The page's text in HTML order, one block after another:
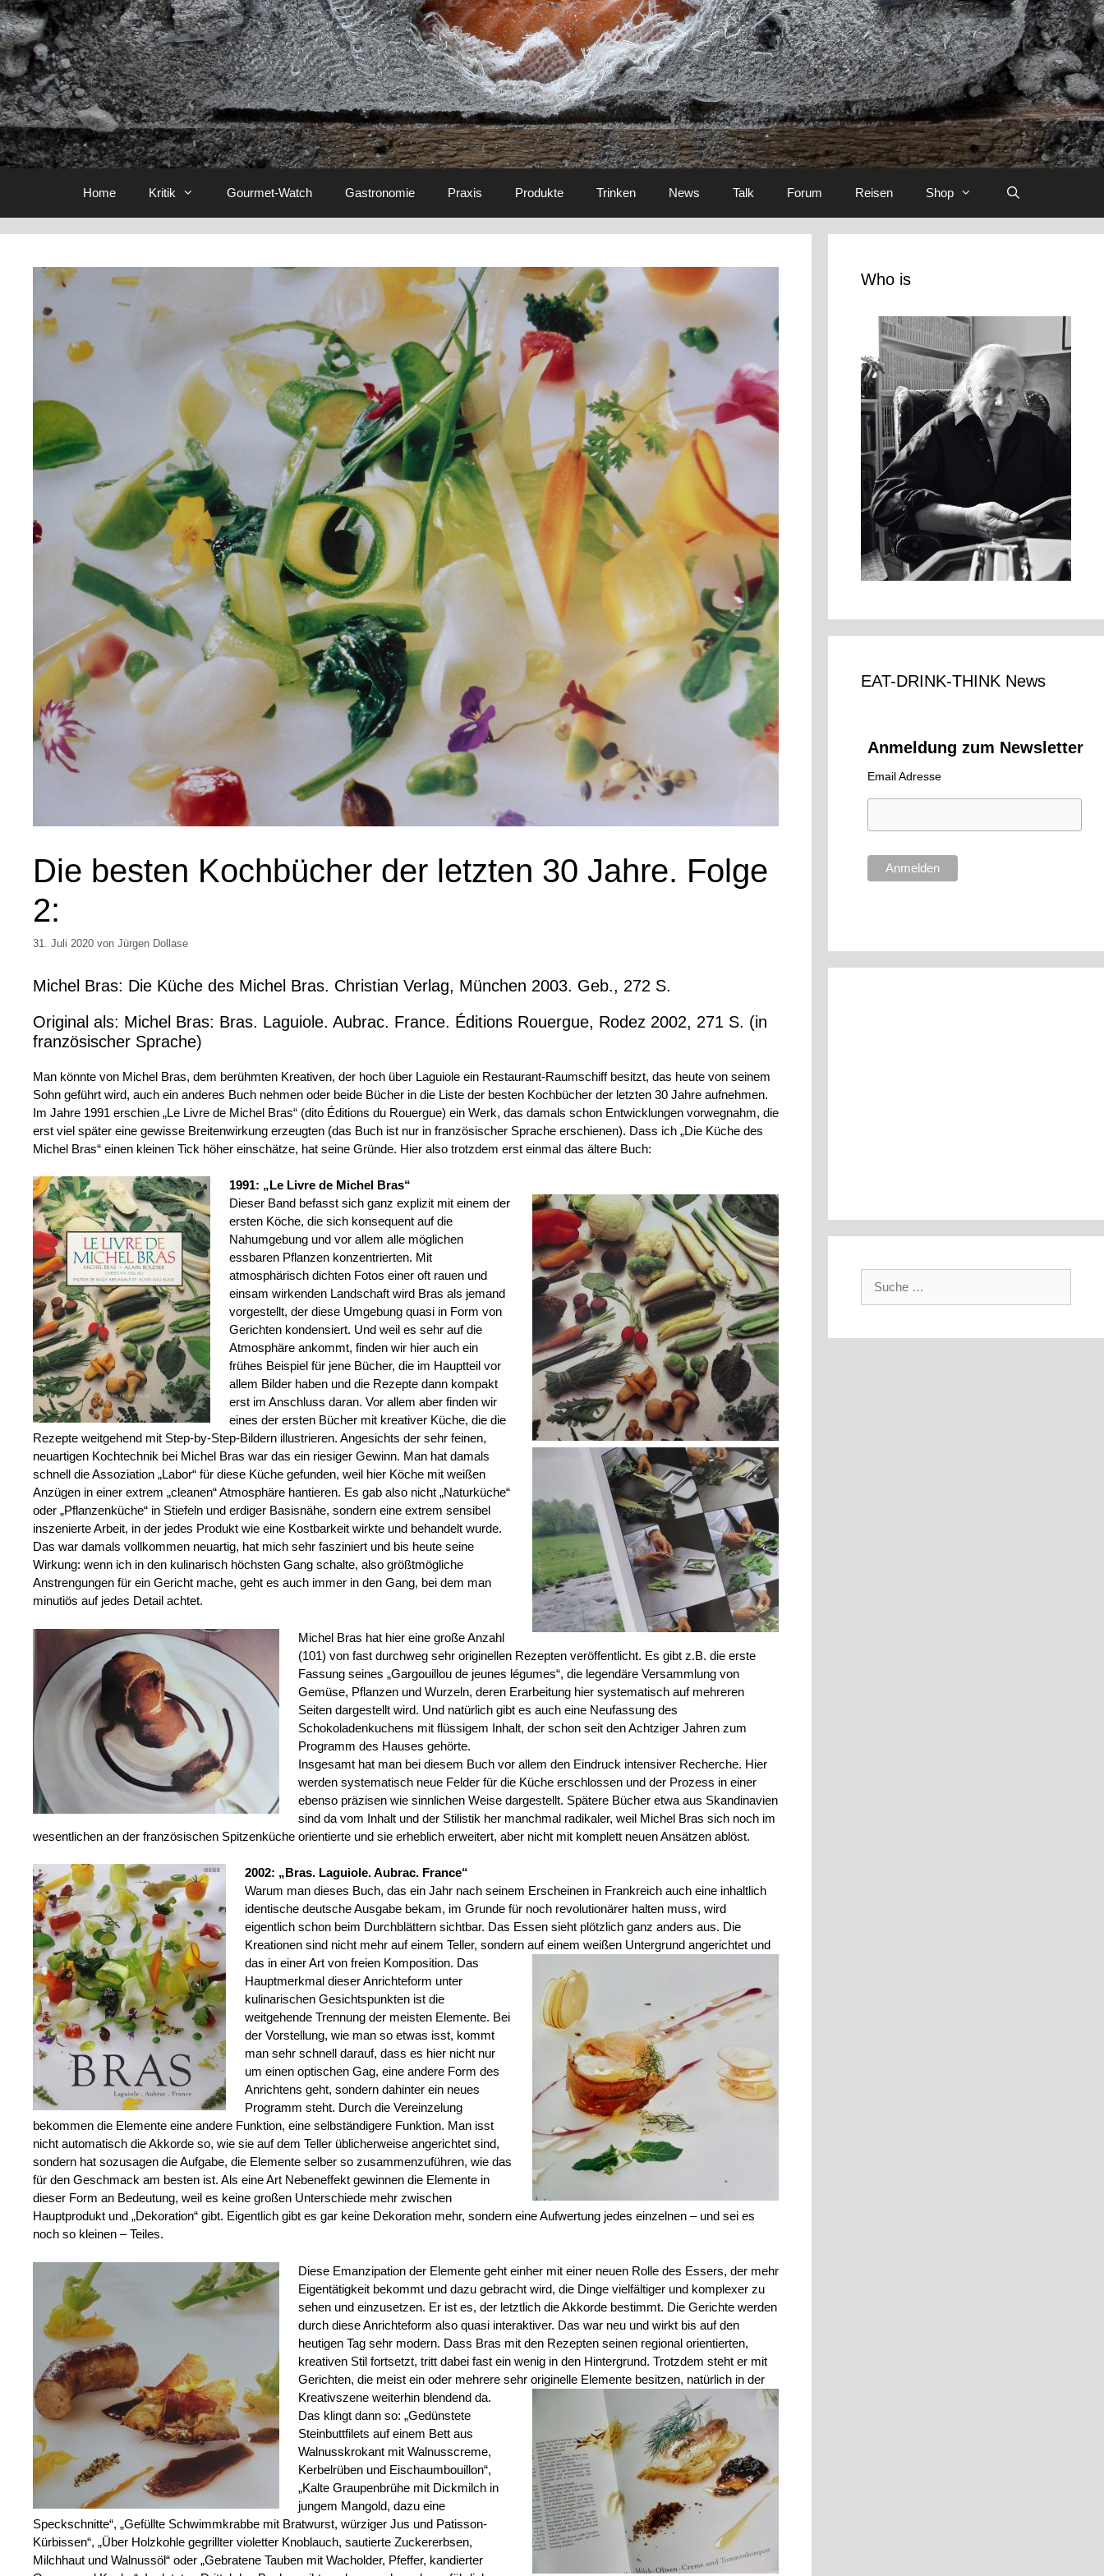
Home Kritik Gourmet-Watch Gastronomie Praxis Produkte Trinken News Talk Forum Reisen Shop
Die besten Kochbücher der letzten 30 Jahre. Folge
2:
31. Juli 2020 von Jürgen Dollase
Michel Bras: Die Küche des Michel Bras. Christian Verlag, München 2003. Geb., 272 S.
Original als: Michel Bras: Bras. Laguiole. Aubrac. France. Éditions Rouergue, Rodez 2002, 271 S. (in
französischer Sprache)
Man könnte von Michel Bras, dem berühmten Kreativen, der hoch über Laguiole ein Restaurant-Raumschiff besitzt, das heute von seinem
Sohn geführt wird, auch ein anderes Buch nehmen oder beide Bücher in die Liste der besten Kochbücher der letzten 30 Jahre aufnehmen.
Im Jahre 1991 erschien „Le Livre de Michel Bras“ (dito Éditions du Rouergue) ein Werk, das damals schon Entwicklungen vorwegnahm, die
erst viel später eine gewisse Breitenwirkung erzeugten (das Buch ist nur in französischer Sprache erschienen). Dass ich „Die Küche des
Michel Bras“ einen kleinen Tick höher einschätze, hat seine Gründe. Hier also trotzdem erst einmal das ältere Buch:
1991: „Le Livre de Michel Bras“
Dieser Band befasst sich ganz explizit mit einem der
ersten Köche, die sich konsequent auf die
Nahumgebung und vor allem alle möglichen
essbaren Pflanzen konzentrierten. Mit
atmosphärisch dichten Fotos einer oft rauen und
einsam wirkenden Landschaft wird Bras als jemand
vorgestellt, der diese Umgebung quasi in Form von
Gerichten kondensiert. Und weil es sehr auf die
Atmosphäre ankommt, finden wir hier auch ein
frühes Beispiel für jene Bücher, die im Hauptteil vor
allem Bilder haben und die Rezepte dann kompakt
erst im Anschluss daran. Vor allem aber finden wir
eines der ersten Bücher mit kreativer Küche, die die
Rezepte weitgehend mit Step-by-Step-Bildern illustrieren. Angesichts der sehr feinen,
neuartigen Kochtechnik bei Michel Bras war das ein riesiger Gewinn. Man hat damals
schnell die Assoziation „Labor“ für diese Küche gefunden, weil hier Köche mit weißen
Anzügen in einer extrem „cleanen“ Atmosphäre hantieren. Es gab also nicht „Naturküche“
oder „Pflanzenküche“ in Stiefeln und erdiger Basisnähe, sondern eine extrem sensibel
inszenierte Arbeit, in der jedes Produkt wie eine Kostbarkeit wirkte und behandelt wurde.
Das war damals vollkommen neuartig, hat mich sehr fasziniert und bis heute seine
Wirkung: wenn ich in den kulinarisch höchsten Gang schalte, also größtmögliche
Anstrengungen für ein Gericht mache, geht es auch immer in den Gang, bei dem man
minutiös auf jedes Detail achtet.
Michel Bras hat hier eine große Anzahl
(101) von fast durchweg sehr originellen Rezepten veröffentlicht. Es gibt z.B. die erste
Fassung seines „Gargouillou de jeunes légumes“, die legendäre Versammlung von
Gemüse, Pflanzen und Wurzeln, deren Erarbeitung hier systematisch auf mehreren
Seiten dargestellt wird. Und natürlich gibt es auch eine Neufassung des
Schokoladenkuchens mit flüssigem Inhalt, der schon seit den Achtziger Jahren zum
Programm des Hauses gehörte.
Insgesamt hat man bei diesem Buch vor allem den Eindruck intensiver Recherche. Hier
werden systematisch neue Felder für die Küche erschlossen und der Prozess in einer
ebenso präzisen wie sinnlichen Weise dargestellt. Spätere Bücher etwa aus Skandinavien
sind da vom Inhalt und der Stilistik her manchmal radikaler, weil Michel Bras sich noch im
wesentlichen an der französischen Spitzenküche orientierte und sie erheblich erweitert, aber nicht mit komplett neuen Ansätzen ablöst.
2002: „Bras. Laguiole. Aubrac. France“
Warum man dieses Buch, das ein Jahr nach seinem Erscheinen in Frankreich auch eine inhaltlich
identische deutsche Ausgabe bekam, im Grunde für noch revolutionärer halten muss, wird
eigentlich schon beim Durchblättern sichtbar. Das Essen sieht plötzlich ganz anders aus. Die
Kreationen sind nicht mehr auf einem Teller, sondern auf einem weißen Untergrund angerichtet und
das in einer Art von freien Komposition. Das
Hauptmerkmal dieser Anrichteform unter
kulinarischen Gesichtspunkten ist die
weitgehende Trennung der meisten Elemente. Bei
der Vorstellung, wie man so etwas isst, kommt
man sehr schnell darauf, dass es hier nicht nur
um einen optischen Gag, eine andere Form des
Anrichtens geht, sondern dahinter ein neues
Programm steht. Durch die Vereinzelung
bekommen die Elemente eine andere Funktion, eine selbständigere Funktion. Man isst
nicht automatisch die Akkorde so, wie sie auf dem Teller üblicherweise angerichtet sind,
sondern hat sozusagen die Aufgabe, die Elemente selber so zusammenzuführen, wie das
für den Geschmack am besten ist. Als eine Art Nebeneffekt gewinnen die Elemente in
dieser Form an Bedeutung, weil es keine großen Unterschiede mehr zwischen
Hauptprodukt und „Dekoration“ gibt. Eigentlich gibt es gar keine Dekoration mehr, sondern eine Aufwertung jedes einzelnen – und sei es
noch so kleinen – Teiles.
Diese Emanzipation der Elemente geht einher mit einer neuen Rolle des Essers, der mehr
Eigentätigkeit bekommt und dazu gebracht wird, die Dinge vielfältiger und komplexer zu
sehen und einzusetzen. Er ist es, der letztlich die Akkorde bestimmt. Die Gerichte werden
durch diese Anrichteform also quasi interaktiver. Das war neu und wirkt bis auf den
heutigen Tag sehr modern. Dass Bras mit den Rezepten seinen regional orientierten,
kreativen Stil fortsetzt, tritt dabei fast ein wenig in den Hintergrund. Trotzdem steht er mit
Gerichten, die meist ein oder mehrere sehr originelle Elemente besitzen, natürlich in der
Kreativszene weiterhin blendend da.
Das klingt dann so: „Gedünstete
Steinbuttfilets auf einem Bett aus
Walnusskrokant mit Walnusscreme,
Kerbelrüben und Eischaumbouillon“,
„Kalte Graupenbrühe mit Dickmilch in
jungem Mangold, dazu eine
Speckschnitte“, „Gefüllte Schwimmkrabbe mit Bratwurst, würziger Jus und Patisson-
Kürbissen“, „Über Holzkohle gegrillter violetter Knoblauch, sautierte Zuckererbsen,
Milchhaut und Walnussöl“ oder „Gebratene Tauben mit Wacholder, Pfeffer, kandierter
Who is
EAT-DRINK-THINK News
Anmeldung zum Newsletter
Email Adresse
Suche